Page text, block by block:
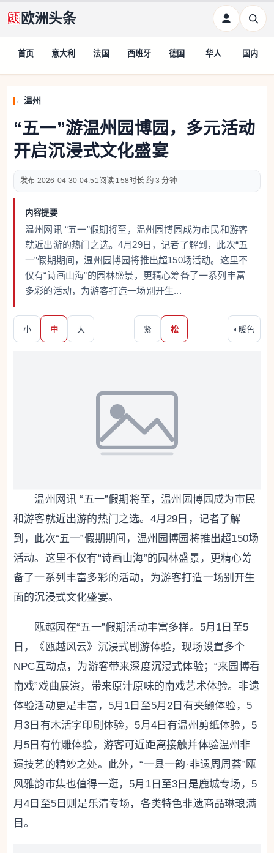
欧洲头条
首页 意大利 法国 西班牙 德国 华人 国内
温州
“五一”游温州园博园，多元活动
开启沉浸式文化盛宴
2026-04-30 04:51 158 约 3 分钟
内容提要
温州网讯 “五一”假期将至，温州园博园成为市民和游客
就近出游的热门之选。4月29日，记者了解到，此次“五
一”假期期间，温州园博园将推出超150场活动。这里不
仅有“诗画山海”的园林盛景，更精心筹备了一系列丰富
多彩的活动，为游客打造一场别开生...
小 中 大 紧 松 ◐ 暖色
温州网讯 “五一”假期将至，温州园博园成为市民
和游客就近出游的热门之选。4月29日，记者了解
到，此次“五一”假期期间，温州园博园将推出超150场
活动。 这里不仅有“诗画山海”的园林盛景，更精心筹
备了一系列丰富多彩的活动，为游客打造一场别开生
面的沉浸式文化盛宴。
瓯越园在“五一”假期活动丰富多样。5月1日至5
日，《瓯越风云》沉浸式剧游体验，现场设置多个
NPC互动点， 为游客带来深度沉浸式体验；“来园博看
南戏”戏曲展演，带来原汁原味的南戏艺术体验。非遗
体验活动更是丰富，5月1日至5月2日有夹缬体验，5
月3日有木活字印刷体验，5月4日有温州剪纸体验，5
月5日有竹雕体验，游客可近距离接触并体验温州非
遗技艺的精妙之处。此外，“一县一韵·非遗周周荟”瓯
风雅韵市集也值得一逛，5月1日至3日是鹿城专场，5
月4日至5日则是乐清专场，各类特色非遗商品琳琅满
目。